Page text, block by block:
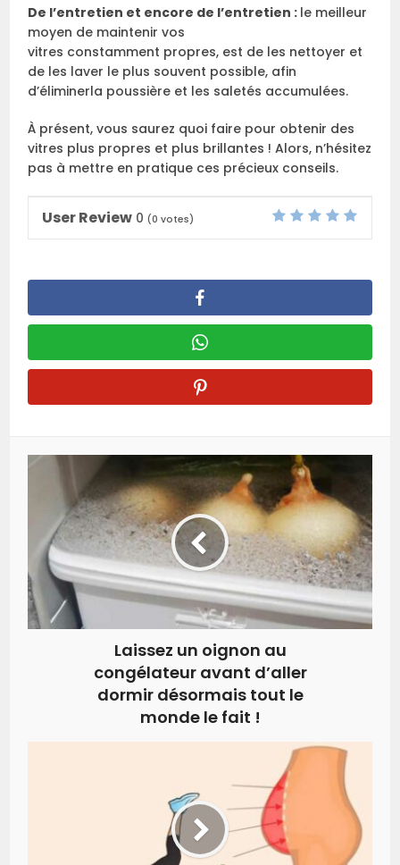
De l’entretien et encore de l’entretien : le meilleur
moyen de maintenir vos
vitres constamment propres, est de les nettoyer et
de les laver le plus souvent possible, afin
d’éliminerla poussière et les saletés accumulées.
À présent, vous saurez quoi faire pour obtenir des
vitres plus propres et plus brillantes ! Alors, n’hésitez
pas à mettre en pratique ces précieux conseils.
User Review 0 (0 votes)
Laissez un oignon au
congélateur avant d’aller
dormir désormais tout le
monde le fait !